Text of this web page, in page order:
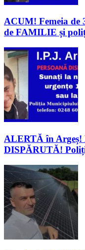
ACUM! Femeia de
de FAMILIE și
ALERTĂ în Argeș!
DISPĂRUTĂ!